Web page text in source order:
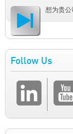
想为贵公
Follow Us